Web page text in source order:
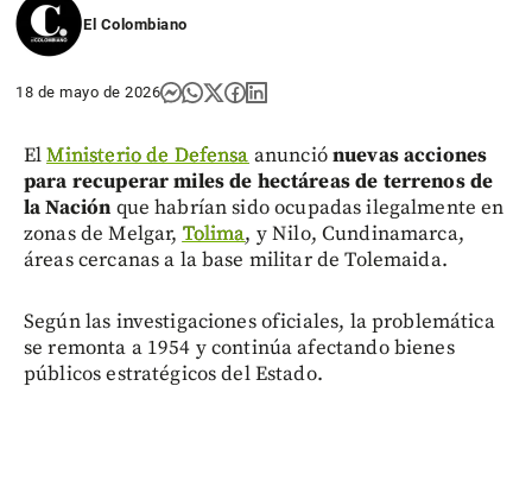
El Colombiano
18 de mayo de 2026
ElMinisterio de Defensa anunciónuevas acciones
para recuperar miles de hectáreas de terrenos de
la Nación que habrían sido ocupadas ilegalmente en
zonas de Melgar, Tolima, y Nilo, Cundinamarca,
áreas cercanas a la base militar de Tolemaida.
Según las investigaciones oficiales, la problemática
se remonta a 1954 y continúa afectando bienes
públicos estratégicos del Estado.